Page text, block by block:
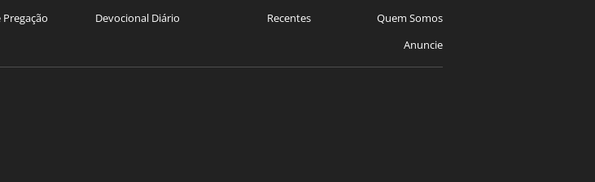
Pregação
Devocional Diário
Recentes
Quem Somos
Anuncie